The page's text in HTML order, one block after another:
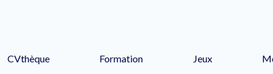
CVthèque Formation Jeux